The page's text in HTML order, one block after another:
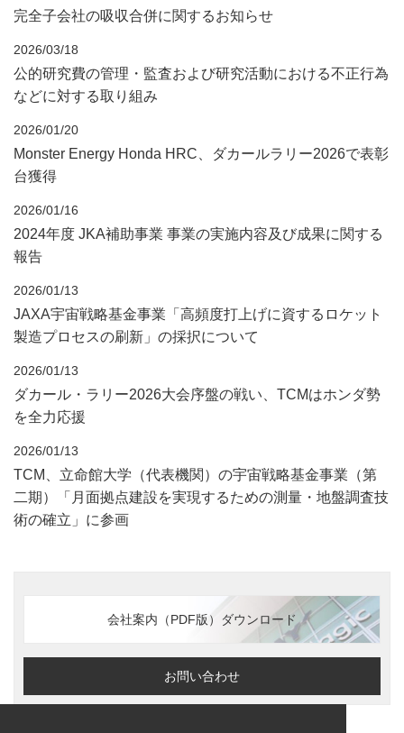
完全子会社の吸収合併に関するお知らせ
2026/03/18
公的研究費の管理・監査および研究活動における不正行為
などに対する取り組み
2026/01/20
Monster Energy Honda HRC、ダカールラリー2026で表彰
台獲得
2026/01/16
2024年度 JKA補助事業 事業の実施内容及び成果に関する
報告
2026/01/13
JAXA宇宙戦略基金事業「高頻度打上げに資するロケット
製造プロセスの刷新」の採択について
2026/01/13
ダカール・ラリー2026大会序盤の戦い、TCMはホンダ勢
を全力応援
2026/01/13
TCM、立命館大学（代表機関）の宇宙戦略基金事業（第
二期）「月面拠点建設を実現するための測量・地盤調査技
術の確立」に参画
会社案内（PDF版）ダウンロード
お問い合わせ